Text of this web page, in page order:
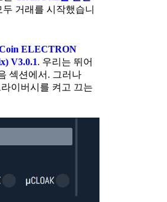
거래를 시작했습니
ELECTRON
V3.0.1. 우리는 뛰어
섹션에서. 그러나
이버시를 켜고 끄는